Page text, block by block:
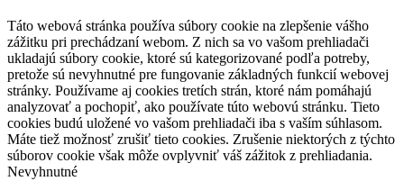
Táto webová stránka používa súbory cookie na zlepšenie vášho
zážitku pri prechádzaní webom. Z nich sa vo vašom prehliadači
ukladajú súbory cookie, ktoré sú kategorizované podľa potreby,
pretože sú nevyhnutné pre fungovanie základných funkcií webovej
stránky. Používame aj cookies tretích strán, ktoré nám pomáhajú
analyzovať a pochopiť, ako používate túto webovú stránku. Tieto
cookies budú uložené vo vašom prehliadači iba s vaším súhlasom.
Máte tiež možnosť zrušiť tieto cookies. Zrušenie niektorých z týchto
súborov cookie však môže ovplyvniť váš zážitok z prehliadania.
Nevyhnutné